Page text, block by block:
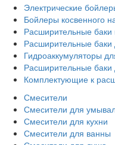
Электрические
Бойлеры косвенного
Расширительные баки
Расширительные баки
Гидроаккумуляторы
Расширительные
Комплектующие к
Смесители
Смесители для
Смесители для кухни
Смесители для ванны